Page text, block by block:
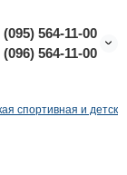
(095) 564-11-00
(096) 564-11-00
спортивная и